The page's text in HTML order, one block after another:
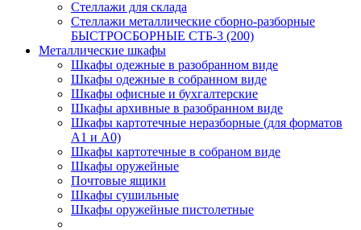
Стеллажи для склада
Стеллажи металлические сборно-разборные
БЫСТРОСБОРНЫЕ СТБ-3 (200)
Металлические шкафы
Шкафы одежные в разобранном виде
Шкафы одежные в собранном виде
Шкафы офисные и бухгалтерские
Шкафы архивные в разобранном виде
Шкафы картотечные неразборные (для форматов
А1 и А0)
Шкафы картотечные в собраном виде
Шкафы оружейные
Почтовые ящики
Шкафы сушильные
Шкафы оружейные пистолетные